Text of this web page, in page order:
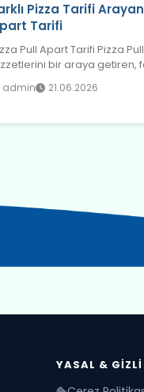
Pizza Tarifi
Tarifi
Pull Apart Tarifi Pizza
bir araya getiren,
admin 21.06.2026
YASAL &